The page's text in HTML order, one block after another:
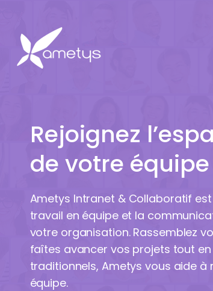
Rejoignez
de votre équipe
Ametys Intranet & Collaboratif
travail en équipe et la
votre organisation. Rassemblez
faîtes avancer vos projets tout
traditionnels, Ametys vous aide
équipe.